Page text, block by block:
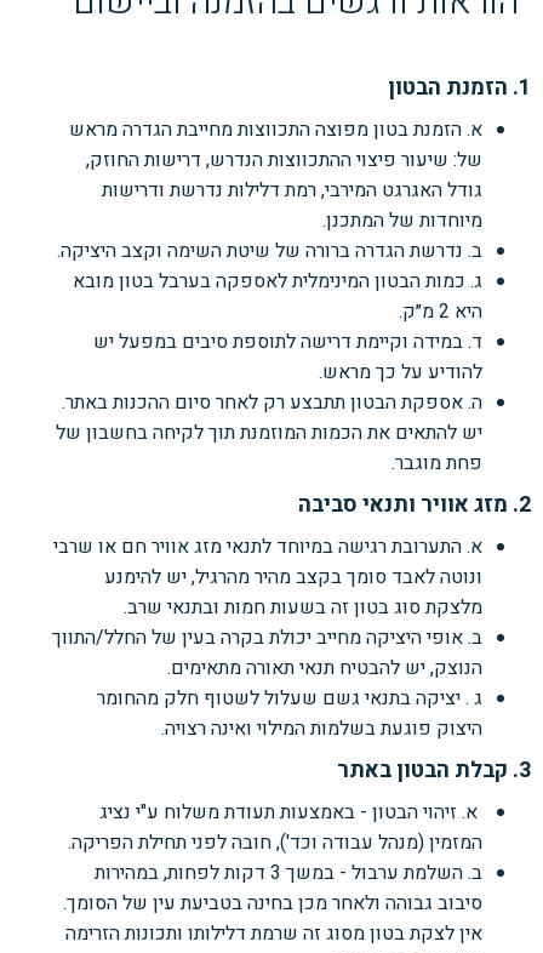
1. הזמנת הבטון
א. הזמנת בטון מפוצה התכווצות מחייבת הגדרה מראש
של: שיעור פיצוי ההתכווצות הנדרש, דרישות החוזק,
גודל האגרגט המירבי, רמת דלילות נדרשת ודרישות
מיוחדות של המתכנן.
ב. נדרשת הגדרה ברורה של שיטת השימה וקצב היציקה.
ג. כמות הבטון המינימלית לאספקה בערבל בטון מובא
היא 2 מ״ק.
ד. במידה וקיימת דרישה לתוספת סיבים במפעל יש
להודיע על כך מראש.
ה. אספקת הבטון תתבצע רק לאחר סיום ההכנות באתר.
יש להתאים את הכמות המוזמנת תוך לקיחה בחשבון של
פחת מוגבר.
2. מזג אוויר ותנאי סביבה
א. התערובת רגישה במיוחד לתנאי מזג אוויר חם או שרבי
ונוטה לאבד סומך בקצב מהיר מהרגיל, יש להימנע
מלצקת סוג בטון זה בשעות חמות ובתנאי שרב.
ב. אופי היציקה מחייב יכולת בקרה בעין של החלל/התווך
הנוצק, יש להבטיח תנאי תאורה מתאימים.
ג . יציקה בתנאי גשם שעלול לשטוף חלק מהחומר
היצוק פוגעת בשלמות המילוי ואינה רצויה.
3. קבלת הבטון באתר
א. זיהוי הבטון - באמצעות תעודת משלוח ע"י נציג
המזמין (מנהל עבודה וכד'), חובה לפני תחילת הפריקה.
ב. השלמת ערבול - במשך 3 דקות לפחות, במהירות
סיבוב גבוהה ולאחר מכן בחינה בטביעת עין של הסומך.
אין לצקת בטון מסוג זה שרמת דלילותו ותכונות הזרימה